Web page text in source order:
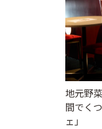
地元野
間でく
ェ」